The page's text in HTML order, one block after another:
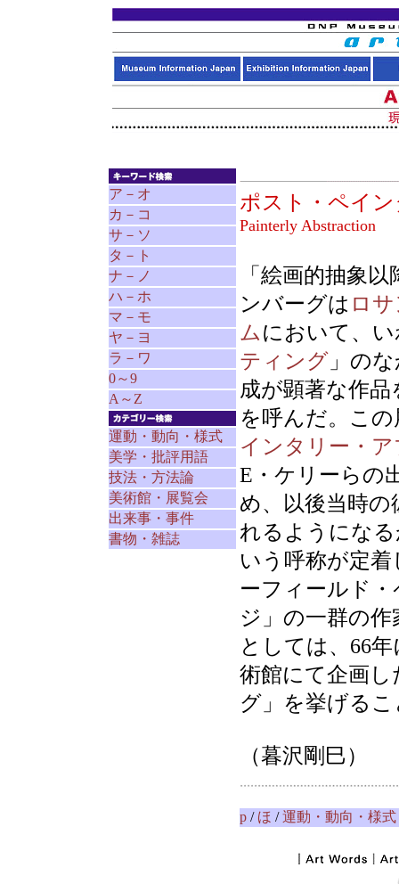
ア－オ
カ－コ
サ－ソ
タ－ト
ナ－ノ
ハ－ホ
マ－モ
ヤ－ヨ
ラ－ワ
0～9
A～Z
運動・動向・様式
美学・批評用語
技法・方法論
美術館・展覧会
出来事・事件
書物・雑誌
ポスト・ペイ
Painterly Abstraction
「絵画的抽象
ンバーグは ロ
ムにおいて、
ティング」の
成が顕著な作
を呼んだ。こ
インタリー・
E・ケリーらの
め、以後当時
れるようにな
いう呼称が定
ーフィールド
ジ」の一群の
としては、66
術館にて企画
グ」を挙げる
（暮沢剛巳）
p/ ほ /運動・動向・様式